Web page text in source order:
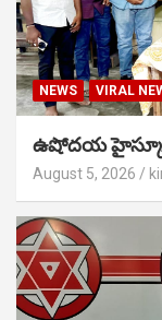
NEWS VIRAL
ఉషోదయ
August 5, 2026